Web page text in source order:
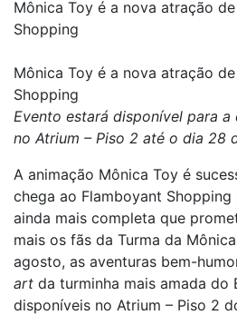
Mônica Toy é a nova atração
Shopping
Mônica Toy é a nova atração
Shopping
Evento estará disponível para a
no Atrium – Piso 2 até o dia 28
A animação Mônica Toy é
chega ao Flamboyant
ainda mais completa que
mais os fãs da Turma da
agosto, as aventuras bem-
art da turminha mais amada do
disponíveis no Atrium – Piso 2